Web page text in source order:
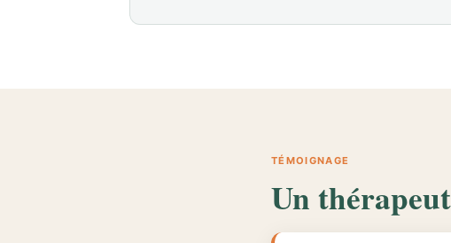
TÉMOIGNAGE
Un